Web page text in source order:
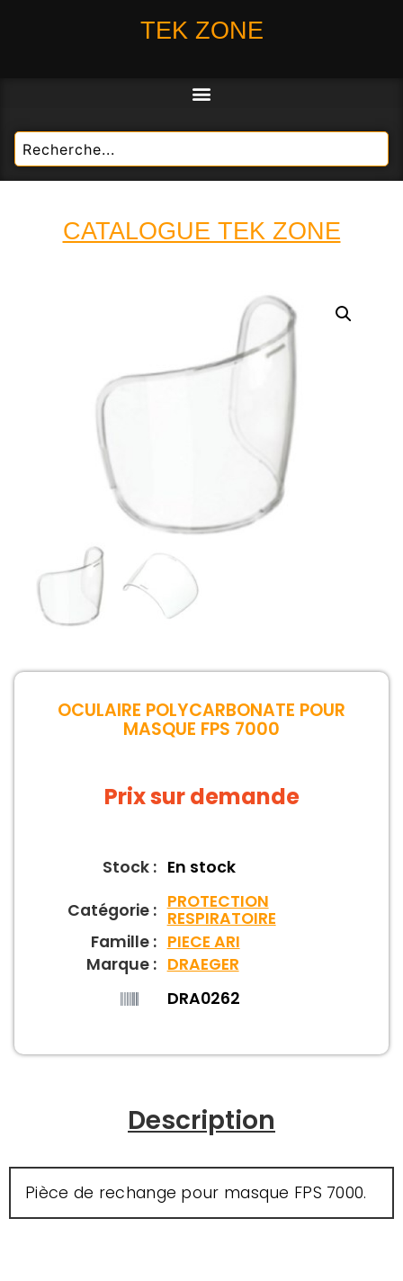
TEK ZONE
CATALOGUE TEK ZONE
OCULAIRE POLYCARBONATE POUR
MASQUE FPS 7000
Prix sur demande
Stock : En stock
Catégorie :PROTECTION
RESPIRATOIRE
Famille : PIECE ARI
Marque : DRAEGER
DRA0262
Description
Pièce de rechange pour masque FPS 7000.